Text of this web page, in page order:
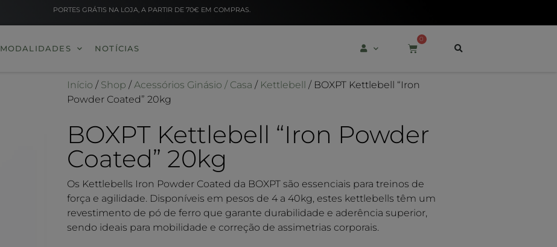
PORTES GRÁTIS NA LOJA, A PARTIR DE 70€ EM COMPRAS.
MODALIDADES NOTÍCIAS
0
Início / Shop / Acessórios Ginásio / Casa / Kettlebell / BOXPT Kettlebell “Iron
Powder Coated” 20kg
BOXPT Kettlebell “Iron Powder
Coated” 20kg
Os Kettlebells Iron Powder Coated da BOXPT são essenciais para treinos de
força e agilidade. Disponíveis em pesos de 4 a 40kg, estes kettlebells têm um
revestimento de pó de ferro que garante durabilidade e aderência superior,
sendo ideais para mobilidade e correção de assimetrias corporais.